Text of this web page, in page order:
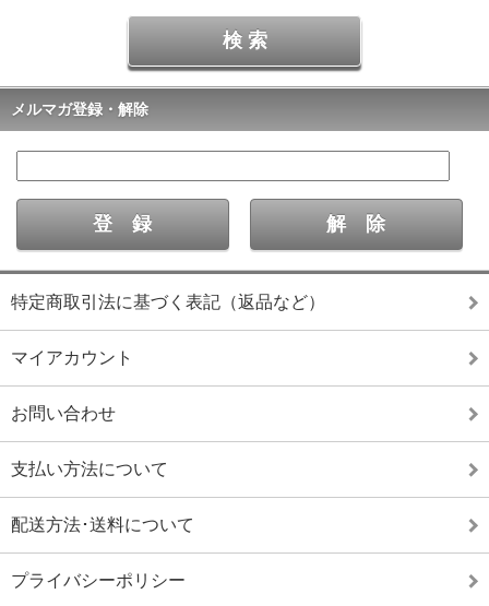
メルマガ登録・解除
特定商取引法に基づく表記（返品など）
マイアカウント
お問い合わせ
支払い方法について
配送方法･送料について
プライバシーポリシー